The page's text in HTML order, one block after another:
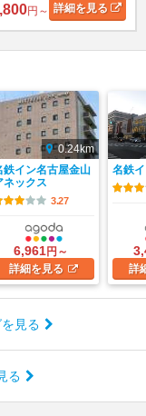
円～ 詳細を見る
0.24km
鉄イン名古屋金山
ネックス
3.27
6,961円～
詳細を見る
名鉄
詳
見る
る